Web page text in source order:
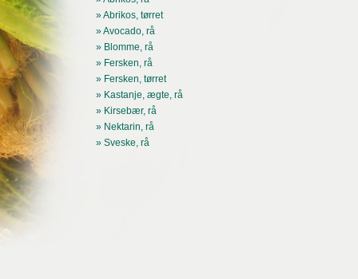
» Abrikos, tørret
» Avocado, rå
» Blomme, rå
» Fersken, rå
» Fersken, tørret
» Kastanje, ægte, rå
» Kirsebær, rå
» Nektarin, rå
» Sveske, rå